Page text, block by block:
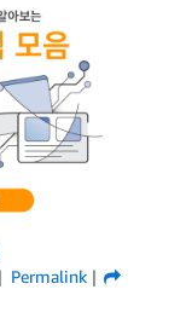
Permalink